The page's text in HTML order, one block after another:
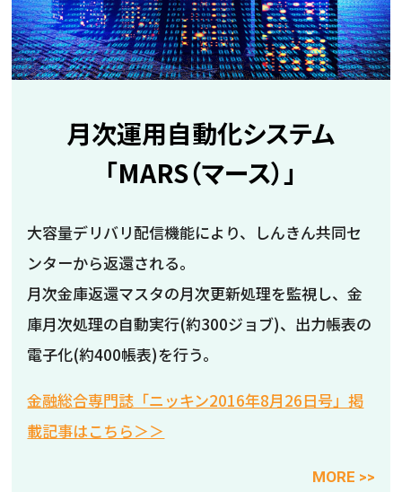
月次運用自動化システム
「MARS（マース）」
大容量デリバリ配信機能により、しんきん共同セ
ンターから返還される。
月次金庫返還マスタの月次更新処理を監視し、金
庫月次処理の自動実行(約300ジョブ)、出力帳表の
電子化(約400帳表)を行う。
金融総合専門誌「ニッキン2016年8月26日号」掲
載記事はこちら＞＞
MORE >>